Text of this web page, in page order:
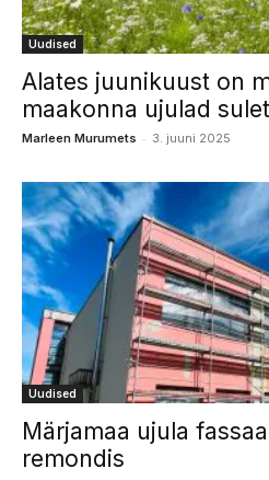
Uudised
Alates juunikuust on
maakonna ujulad
Marleen Murumets - 3. juuni 2025
Uudised
Märjamaa ujula
remondis